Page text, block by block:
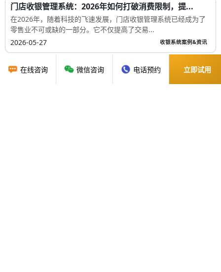
门店收银管理系统：2026年如何打破消费限制，提...
在2026年，随着科技的飞速发展，门店收银管理系统已经成为了
零售业不可或缺的一部分。它不仅提高了交易...
2026-05-27
收银系统案例&资讯
在线咨询 微信咨询 电话预约 立即试用